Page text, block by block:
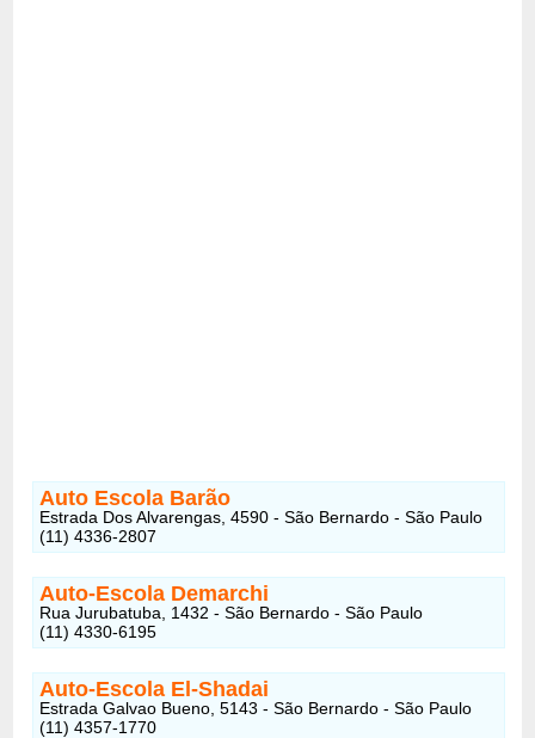
Auto Escola Barão
Estrada Dos Alvarengas, 4590 - São Bernardo - São Paulo
(11) 4336-2807
Auto-Escola Demarchi
Rua Jurubatuba, 1432 - São Bernardo - São Paulo
(11) 4330-6195
Auto-Escola El-Shadai
Estrada Galvao Bueno, 5143 - São Bernardo - São Paulo
(11) 4357-1770